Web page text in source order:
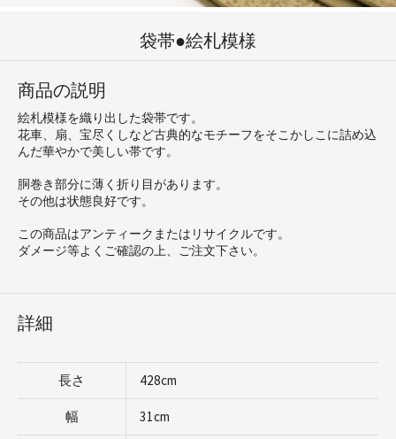
袋帯●絵札模様
商品の説明
絵札模様を織り出した袋帯です。
花車、扇、宝尽くしなど古典的なモチーフをそこかしこに詰め込
んだ華やかで美しい帯です。
胴巻き部分に薄く折り目があります。
その他は状態良好です。
この商品はアンティークまたはリサイクルです。
ダメージ等よくご確認の上、ご注文下さい。
詳細
長さ 428cm
幅 31cm